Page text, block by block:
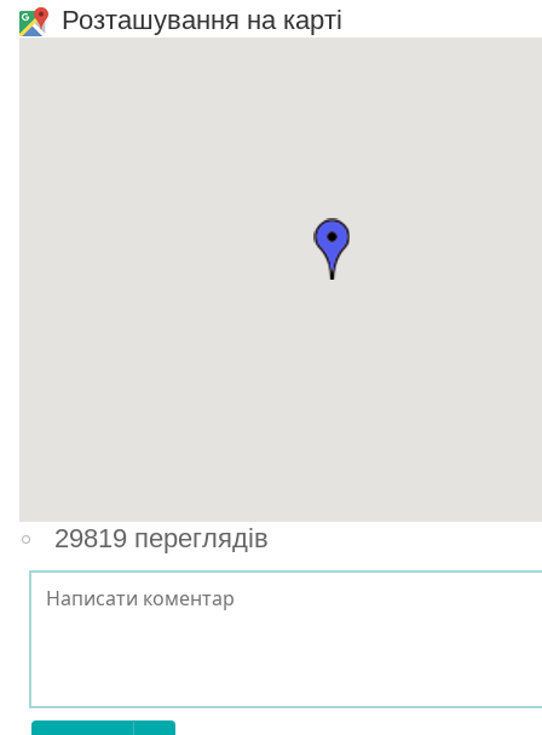
Розташування на карті
29819 переглядів